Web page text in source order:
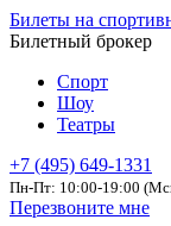
Билеты на
Билетный брокер
Спорт
Шоу
Театры
+7 (495) 649-1331
Пн-Пт: 10:00-19:00
Перезвоните мне